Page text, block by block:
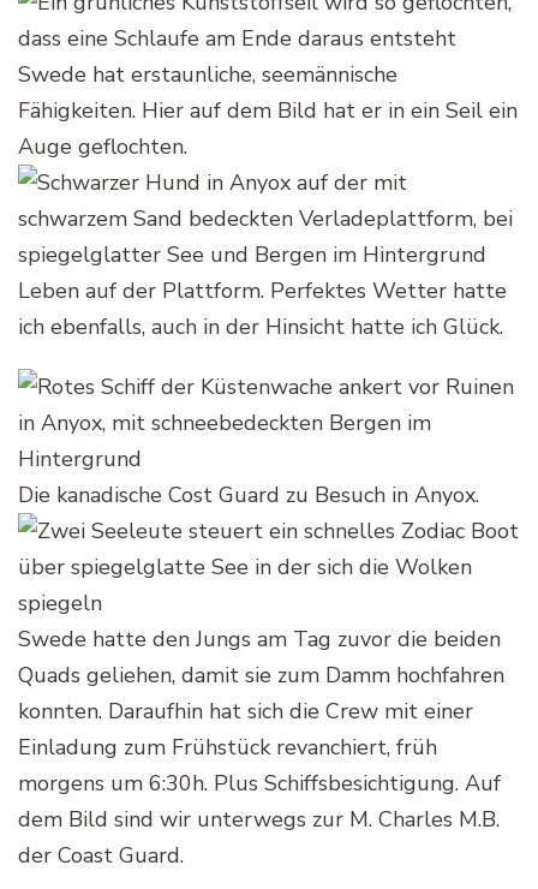
Swede hat erstaunliche, seemännische
Fähigkeiten. Hier auf dem Bild hat er in ein Seil ein
Auge geflochten.
Leben auf der Plattform. Perfektes Wetter hatte
ich ebenfalls, auch in der Hinsicht hatte ich Glück.
Die kanadische Cost Guard zu Besuch in Anyox.
Swede hatte den Jungs am Tag zuvor die beiden
Quads geliehen, damit sie zum Damm hochfahren
konnten. Daraufhin hat sich die Crew mit einer
Einladung zum Frühstück revanchiert, früh
morgens um 6:30h. Plus Schiffsbesichtigung. Auf
dem Bild sind wir unterwegs zur M. Charles M.B.
der Coast Guard.